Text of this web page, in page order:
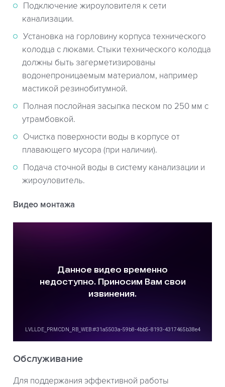
Подключение жироуловителя к сети
канализации.
Установка на горловину корпуса технического
колодца с люками. Стыки технического колодца
должны быть загерметизированы
водонепроницаемым материалом, например
мастикой резинобитумной.
Полная послойная засыпка песком по 250 мм с
утрамбовкой.
Очистка поверхности воды в корпусе от
плавающего мусора (при наличии).
Подача сточной воды в систему канализации и
жироуловитель.
Видео монтажа
Обслуживание
Для поддержания эффективной работы